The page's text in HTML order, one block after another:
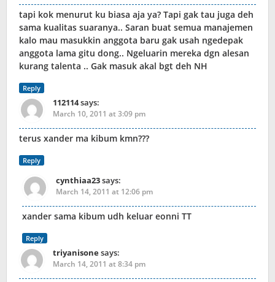
tapi kok menurut ku biasa aja ya? Tapi gak tau juga deh
sama kualitas suaranya.. Saran buat semua manajemen
kalo mau masukkin anggota baru gak usah ngedepak
anggota lama gitu dong.. Ngeluarin mereka dgn alesan
kurang talenta .. Gak masuk akal bgt deh NH
Reply
112114says:
March 10, 2011 at 3:09 pm
terus xander ma kibum kmn???
Reply
cynthiaa23says:
March 14, 2011 at 12:06 pm
xander sama kibum udh keluar eonni TT
Reply
triyanisonesays:
March 14, 2011 at 8:34 pm